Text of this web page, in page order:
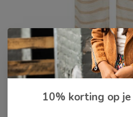
Koko Noko -50%
10% korting op